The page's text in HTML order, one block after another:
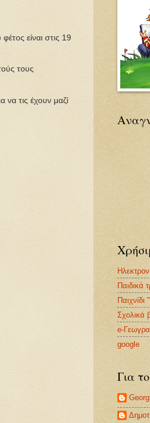
είναι στις 19
τους
να τις έχουν μαζί
Παιδικά
Παιχνίδι
Σχολικά
e-
google
Για